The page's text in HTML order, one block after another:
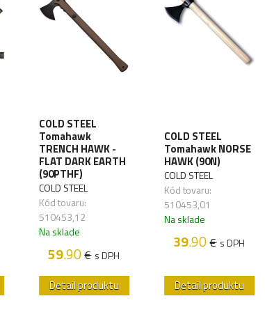
COLD STEEL
Tomahawk
TRENCH HAWK -
FLAT DARK EARTH
(90PTHF)
COLD STEEL
Kód tovaru:
510453,12
Na sklade
59.90€ s DPH
Detail produktu
COLD STEEL
Tomahawk NORSE
HAWK (90N)
COLD STEEL
Kód tovaru:
510453,01
Na sklade
39.90€ s DPH
Detail produktu